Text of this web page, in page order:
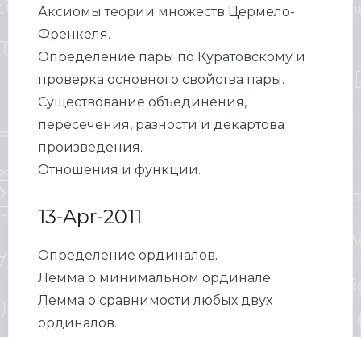
Аксиомы теории множеств Цермело-
Френкеля.
Определение пары по Куратовскому и
проверка основного свойства пары.
Существование объединения,
пересечения, разности и декартова
произведения.
Отношения и функции.
13-Apr-2011
Определение ординалов.
Лемма о минимальном ординале.
Лемма о сравнимости любых двух
ординалов.